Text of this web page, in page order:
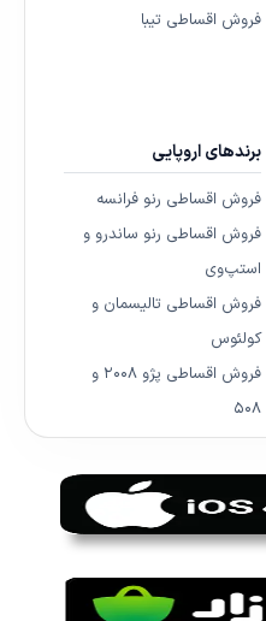
فروش اقساطی تیبا
برندهای اروپایی
فروش اقساطی رنو فرانسه
فروش اقساطی رنو ساندرو و
استپ‌وی
فروش اقساطی تالیسمان و
کولئوس
فروش اقساطی پژو ۲۰۰۸ و
۵۰۸